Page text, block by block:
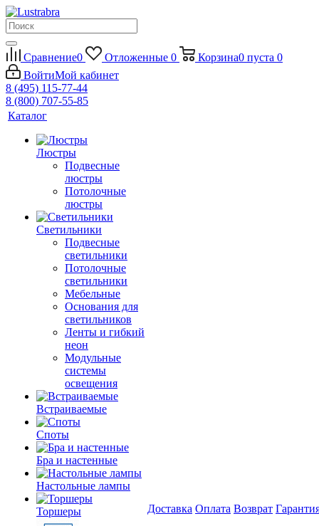
Сравнение0 Отложенные 0 Корзина0 пуста 0
ВойтиМой кабинет
8 (495) 115-77-44
8 (800) 707-55-85
Каталог
Люстры
Подвесные
люстры
Потолочные
люстры
Светильники
Подвесные
светильники
Потолочные
светильники
Мебельные
Основания для
светильников
Ленты и гибкий
неон
Модульные
системы
освещения
Встраиваемые
Споты
Бра и настенные
Настольные лампы
Торшеры Доставка Оплата Возврат